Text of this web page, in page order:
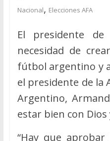
Nacional, Elecciones AFA
El presidente de
necesidad de
fútbol argentino y
el presidente de la
Argentino,
estar bien con Dios
“Hay que